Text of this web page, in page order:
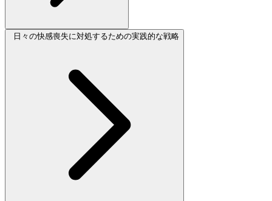
日々の快感喪失に対処するための実践的な戦略